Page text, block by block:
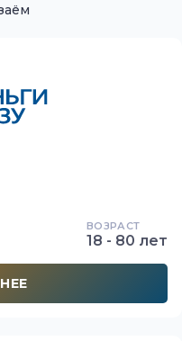
ВОЗРАСТ
18 - 80 лет